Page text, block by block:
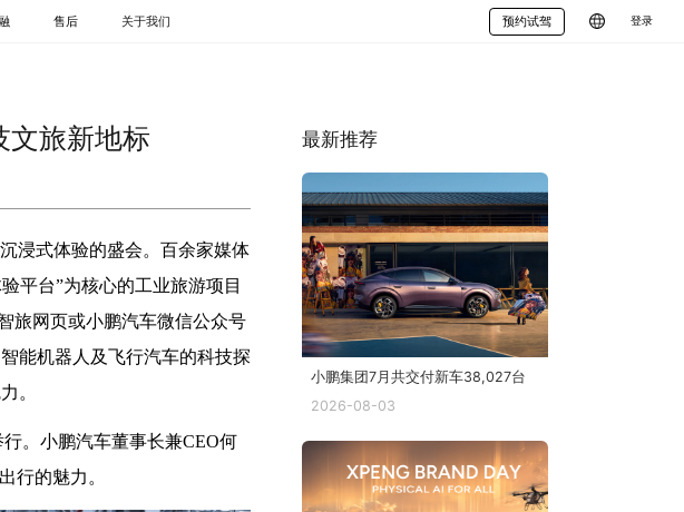
G9
售后 关于我们 预约试驾 登录
文旅新地标
浸式体验的盛会。百余家媒体
平台”为核心的工业旅游项目
旅网页或小鹏汽车微信公众号
能机器人及飞行汽车的科技探
。
。小鹏汽车董事长兼CEO何
行的魅力。
最新推荐
小鹏集团7月共交付新车38,027台
2026-08-03